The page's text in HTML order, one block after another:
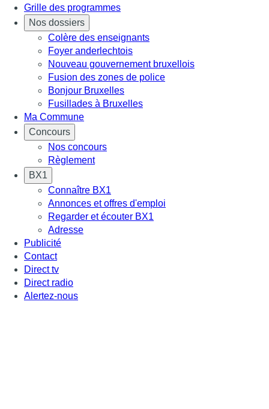
Grille des programmes
Nos dossiers
Colère des enseignants
Foyer anderlechtois
Nouveau gouvernement bruxellois
Fusion des zones de police
Bonjour Bruxelles
Fusillades à Bruxelles
Ma Commune
Concours
Nos concours
Règlement
BX1
Connaître BX1
Annonces et offres d'emploi
Regarder et écouter BX1
Adresse
Publicité
Contact
Direct tv
Direct radio
Alertez-nous